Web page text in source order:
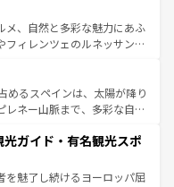
メ、自然と多彩な魅力にあふ
フィレンツェのルネッサンス
風景やアマルフィ海岸の絶
い。観光の合間には、本場の
リア料理を堪能することも
られない旅をしてみよう！
めるスペインは、太陽が降り
ネー山脈まで、多彩な自然
的なフラメンコ、熱気あふ
スが生活の一部となってい
れた雰囲気や、バルセロナの
ガイド・有名観光スポ
を魅了し続けるヨーロッパ屈